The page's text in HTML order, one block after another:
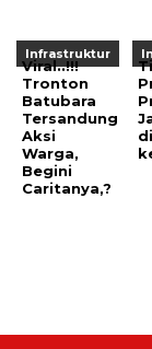
Infrastruktur
Viral..!!!
Tronton
Batubara
Tersandung
Aksi
Warga,
Begini
Caritanya,?